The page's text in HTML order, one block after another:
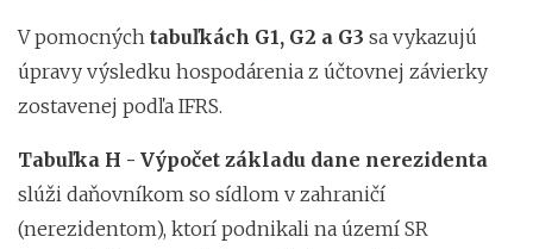
V pomocných tabuľkách G1, G2 a G3 sa vykazujú
úpravy výsledku hospodárenia z účtovnej závierky
zostavenej podľa IFRS.
Tabuľka H - Výpočet základu dane nerezidenta
slúži daňovníkom so sídlom v zahraničí
(nerezidentom), ktorí podnikali na území SR